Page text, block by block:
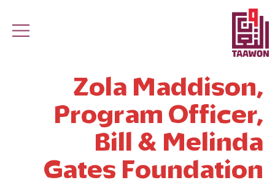
Skip to main content
Zola Maddison,
Program Officer,
Bill & Melinda
Gates Foundation